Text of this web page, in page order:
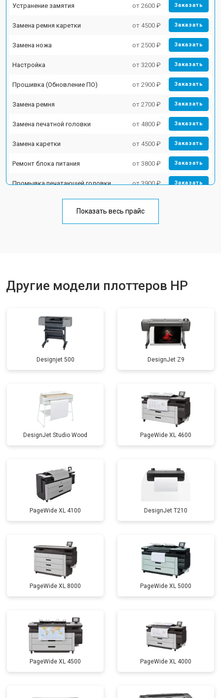
Устранение замятия от 2600 ₽ Заказать
Замена ремня каретки от 4500 ₽ Заказать
Замена ножа от 2500 ₽ Заказать
Настройка от 3200 ₽ Заказать
Прошивка (Обновление ПО) от 2900 ₽ Заказать
Замена ремня от 2700 ₽ Заказать
Замена печатной головки от 4800 ₽ Заказать
Замена каретки от 4500 ₽ Заказать
Ремонт блока питания от 3800 ₽ Заказать
Промывка печатающей головки от 3900 ₽ Заказать
Показать весь прайс
Другие модели плоттеров HP
Designjet 500 DesignJet Z9
DesignJet Studio Wood PageWide XL 4600
PageWide XL 4100 DesignJet T210
PageWide XL 8000 PageWide XL 5000
PageWide XL 4500 PageWide XL 4000